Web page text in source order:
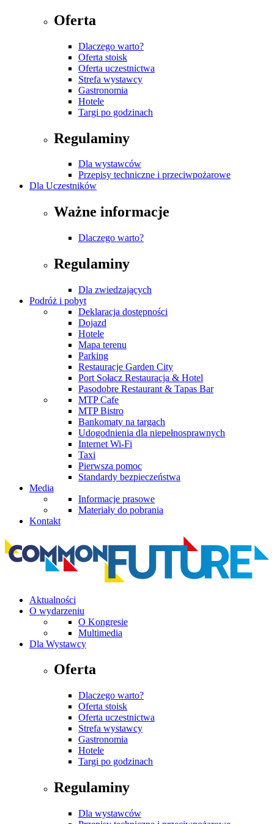
Oferta
Dlaczego warto?
Oferta stoisk
Oferta uczestnictwa
Strefa wystawcy
Gastronomia
Hotele
Targi po godzinach
Regulaminy
Dla wystawców
Przepisy techniczne i przeciwpożarowe
Dla Uczestników
Ważne informacje
Dlaczego warto?
Regulaminy
Dla zwiedzających
Podróż i pobyt
Deklaracja dostępności
Dojazd
Hotele
Mapa terenu
Parking
Restauracje Garden City
Port Sołacz Restauracja & Hotel
Pasodobre Restaurant & Tapas Bar
MTP Cafe
MTP Bistro
Bankomaty na targach
Udogodnienia dla niepełnosprawnych
Internet Wi-Fi
Taxi
Pierwsza pomoc
Standardy bezpieczeństwa
Media
Informacje prasowe
Materiały do pobrania
Kontakt
Aktualności
O wydarzeniu
O Kongresie
Multimedia
Dla Wystawcy
Oferta
Dlaczego warto?
Oferta stoisk
Oferta uczestnictwa
Strefa wystawcy
Gastronomia
Hotele
Targi po godzinach
Regulaminy
Dla wystawców